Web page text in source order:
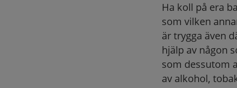
Ha koll på era
som vilken
är trygga även
hjälp av någon
som dessutom
av alkohol,